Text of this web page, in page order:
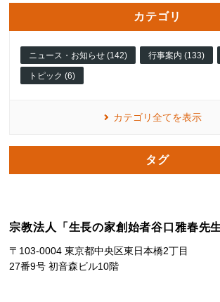
カテゴリ
ニュース・お知らせ (142) 行事案内 (133)
トピック (6)
カテゴリ全てを表示
タグ
宗教法人「生長の家創始者谷口雅春先
〒103-0004 東京都中央区東日本橋2丁目
27番9号 初音森ビル10階